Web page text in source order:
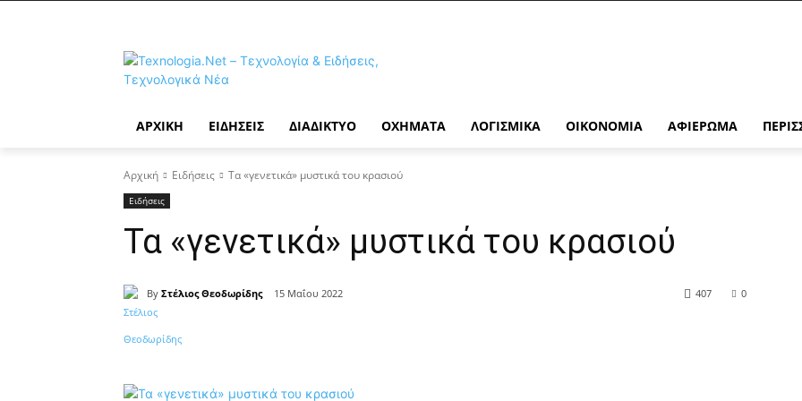
ΑΡΧΙΚΉ ΕΙΔΉΣΕΙΣ ΔΙΑΔΊΚΤΥΟ ΟΧΉΜΑΤΑ ΛΟΓΙΣΜΙΚΆ ΟΙΚΟΝΟΜΊΑ ΑΦΙΈΡΩΜΑ
Αρχική Ειδήσεις Τα «γενετικά» μυστικά του κρασιού
Ειδήσεις
Τα «γενετικά» μυστικά του κρασιού
By Στέλιος Θεοδωρίδης 15 Μαΐου 2022 0
407
Κοινοποίηση